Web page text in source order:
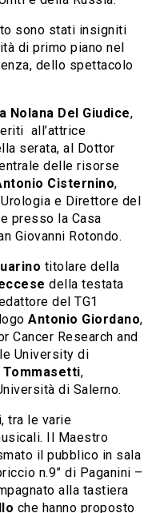
sono stati insigniti
di primo piano nel
dello spettacolo
Nolana Del Giudice,
all’attrice
serata, al Dottor
delle risorse
Cisternino,
e Direttore del
presso la Casa
Giovanni Rotondo.
titolare della
della testata
del TG1
Antonio Giordano,
Cancer Research and
University di
,
di Salerno.
tra le varie
Il Maestro
il pubblico in sala
n.9” di Paganini –
alla tastiera
che hanno proposto